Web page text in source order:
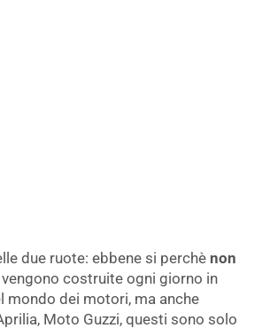
due ruote: ebbene si perchè non
costruite ogni giorno in
mondo dei motori, ma anche
Moto Guzzi, questi sono solo